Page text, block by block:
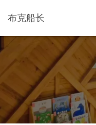
布克船长